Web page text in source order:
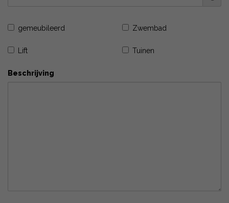
gemeubileerd Zwembad
Lift Tuinen
Beschrijving